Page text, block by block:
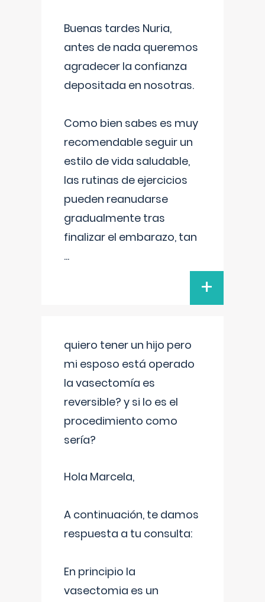
Buenas tardes Nuria,
antes de nada queremos
agradecer la confianza
depositada en nosotras.
Como bien sabes es muy
recomendable seguir un
estilo de vida saludable,
las rutinas de ejercicios
pueden reanudarse
gradualmente tras
finalizar el embarazo, tan
...
+
quiero tener un hijo pero
mi esposo está operado
la vasectomía es
reversible? y si lo es el
procedimiento como
sería?
Hola Marcela,
A continuación, te damos
respuesta a tu consulta:
En principio la
vasectomia es un